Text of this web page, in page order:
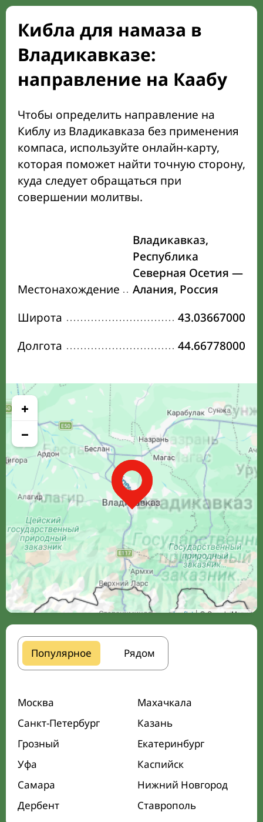
Кибла для намаза в
Владикавказе:
направление на Каабу
Чтобы определить направление на
Киблу из Владикавказа без применения
компаса, используйте онлайн-карту,
которая поможет найти точную сторону,
куда следует обращаться при
совершении молитвы.
Местонахождение
Владикавказ,
Республика
Северная Осетия —
Алания, Россия
Широта
43.03667000
Долгота
44.66778000
+
−
Leaflet| © Google Maps
Популярное Рядом
Москва
Махачкала
Санкт-Петербург
Казань
Грозный
Екатеринбург
Уфа
Каспийск
Самара
Нижний Новгород
Дербент
Ставрополь